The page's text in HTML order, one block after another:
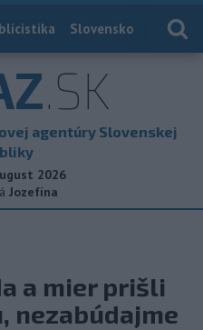
Slovensko
.SK
agentúry Slovenskej
2026
Jozefína
a mier prišli
nezabúdajme